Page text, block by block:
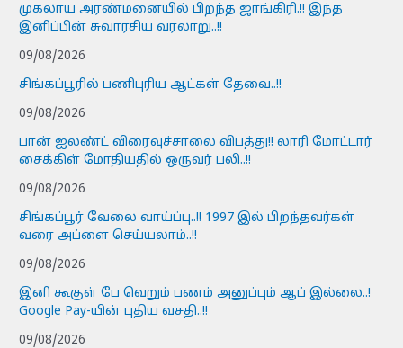
முகலாய அரண்மனையில் பிறந்த ஜாங்கிரி.!! இந்த
இனிப்பின் சுவாரசிய வரலாறு..!!
09/08/2026
சிங்கப்பூரில் பணிபுரிய ஆட்கள் தேவை..!!
09/08/2026
பான் ஐலண்ட் விரைவுச்சாலை விபத்து!! லாரி மோட்டார்
சைக்கிள் மோதியதில் ஒருவர் பலி..!!
09/08/2026
சிங்கப்பூர் வேலை வாய்ப்பு..!! 1997 இல் பிறந்தவர்கள்
வரை அப்ளை செய்யலாம்..!!
09/08/2026
இனி கூகுள் பே வெறும் பணம் அனுப்பும் ஆப் இல்லை..!
Google Pay-யின் புதிய வசதி..!!
09/08/2026